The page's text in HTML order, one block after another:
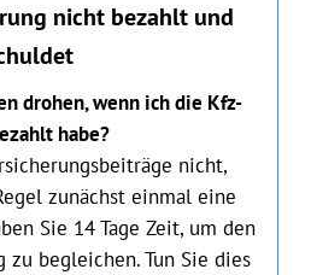
nicht bezahlt und
drohen, wenn ich die Kfz-
habe?
nicht,
zunächst einmal eine
Sie 14 Tage Zeit, um den
zu begleichen. Tun Sie dies